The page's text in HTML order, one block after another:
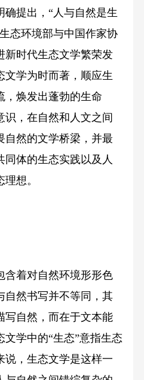
提出，“人与自然是生
态环境部与中国作家协
新时代生态文学繁荣发
文学为时而著，顺应生
，焕发出蓬勃的生命
识，在自然和人文之间
自然的文学桥梁，并最
体的生态实践以及人
想。
着对自然环境形形色
自然书写并不等同，其
写自然，而在于文本能
学中的“生态”意指生态
说，生态文学是这样一